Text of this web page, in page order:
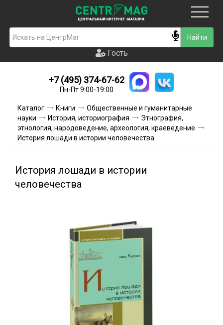
Гость
Новинки
Условия доставки
Условия оплаты
Акции и скидки
Гость
+7 (495) 374-67-62
Пн-Пт 9:00-19:00
Каталог Книги
Общественные и гуманитарные
науки
История, историография
Этнография,
этнология, народоведение, археология, краеведение
История лошади в истории человечества
История лошади в истории
человечества